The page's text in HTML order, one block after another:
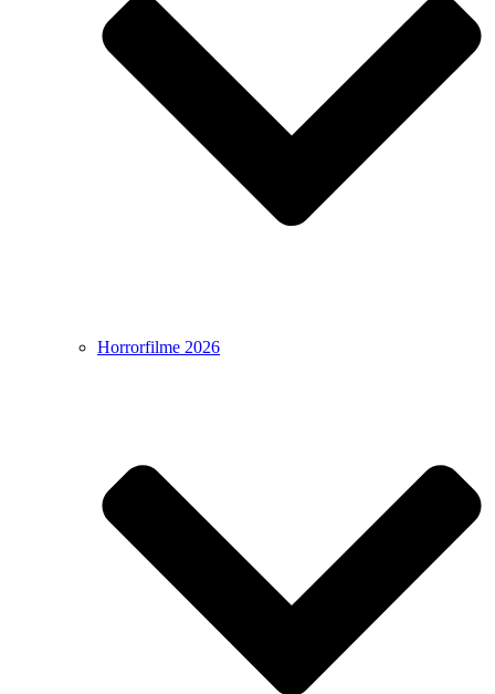
Horrorfilme 2026